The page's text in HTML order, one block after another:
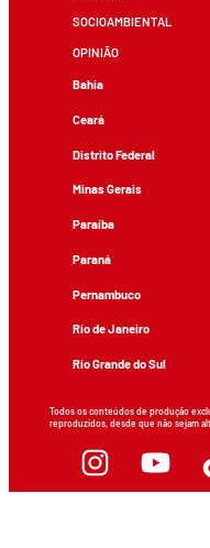
SOCIOAMBIENTAL
OPINIÃO
Bahia
Ceará
Distrito Federal
Minas Gerais
Paraíba
Paraná
Pernambuco
Rio de Janeiro
Rio Grande do Sul
Todos os conteúdos de produção
reproduzidos, desde que não sejam